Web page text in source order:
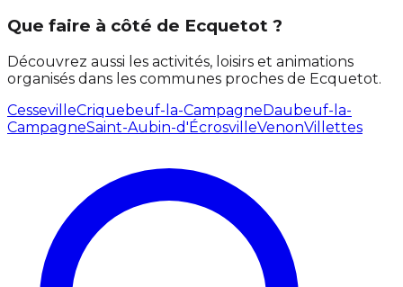
Que faire à côté de Ecquetot ?
Découvrez aussi les activités, loisirs et animations
organisés dans les communes proches de Ecquetot.
CessevilleCriquebeuf-la-CampagneDaubeuf-la-
CampagneSaint-Aubin-d'ÉcrosvilleVenonVillettes